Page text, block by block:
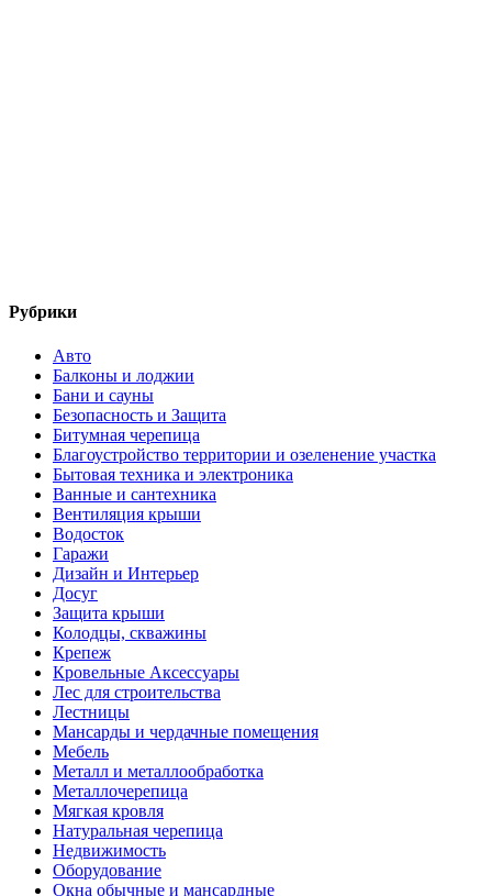
Рубрики
Авто
Балконы и лоджии
Бани и сауны
Безопасность и Защита
Битумная черепица
Благоустройство территории и озеленение участка
Бытовая техника и электроника
Ванные и сантехника
Вентиляция крыши
Водосток
Гаражи
Дизайн и Интерьер
Досуг
Защита крыши
Колодцы, скважины
Крепеж
Кровельные Аксессуары
Лес для строительства
Лестницы
Мансарды и чердачные помещения
Мебель
Металл и металлообработка
Металлочерепица
Мягкая кровля
Натуральная черепица
Недвижимость
Оборудование
Окна обычные и мансардные